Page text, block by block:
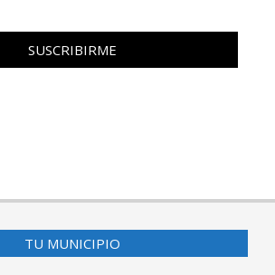
TU MUNICIPIO